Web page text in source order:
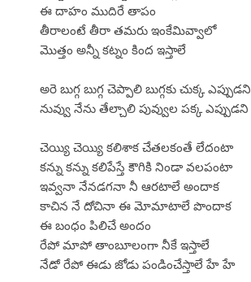
ఈ దాహం ముదిరే తాపం
తీరాలంటే తీరా తమరు ఇంకేమివ్వాలో
మొత్తం అన్నీ కట్నం కింద ఇస్తాలే
అరె బుగ్గ బుగ్గ చెప్పాలి బుగ్గకు చుక్క ఎప్పుడని
నువ్వు నేను తేల్చాలి పువ్వుల పక్క ఎప్పుడని
చెయ్యి చెయ్యి కలిశాక చేతలకంతే లేదంటా
కన్ను కన్ను కలిపేస్తే కౌగికి నిండా వలపంటా
ఇవ్వనా నేనడగనా నీ ఆరటాలే అందాక
కాచిన నే దోచినా ఈ మోమాటాలే పొందాక
ఈ బంధం పిలిచే అందం
రేపో మాపో తాంబూలంగా నీకే ఇస్తాలే
నేడో రేపో ఈడు జోడు పండించేస్తాలే హే హే